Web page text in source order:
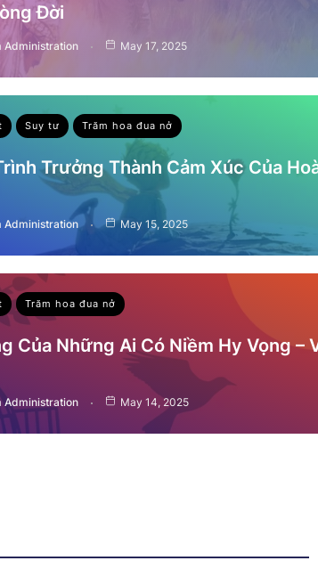
Đời
Administration May 17, 2025
Suy tư Trăm hoa đua nở
Trưởng Thành Cảm Xúc Của
Administration May 15, 2025
Trăm hoa đua nở
Của Những Ai Có Niềm Hy Vọng –
Administration May 14, 2025